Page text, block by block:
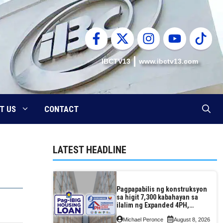
IBCTV13 www.ibctv13.com
US CONTACT
LATEST HEADLINE
Pagpapabilis ng konstruksyon
sa higit 7,300 kabahayan sa
ilalim ng Expanded 4PH,
ng Pag-IBIG at P.A. Alvarez
Michael Peronce August 8, 2026